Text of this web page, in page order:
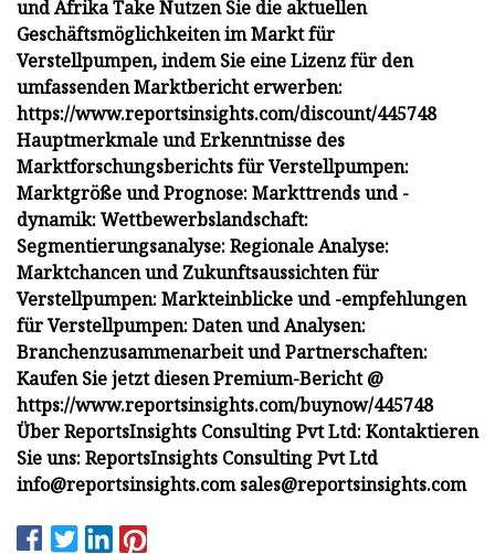
und Afrika Take Nutzen Sie die aktuellen
Geschäftsmöglichkeiten im Markt für
Verstellpumpen, indem Sie eine Lizenz für den
umfassenden Marktbericht erwerben:
https://www.reportsinsights.com/discount/445748
Hauptmerkmale und Erkenntnisse des
Marktforschungsberichts für Verstellpumpen:
Marktgröße und Prognose: Markttrends und -
dynamik: Wettbewerbslandschaft:
Segmentierungsanalyse: Regionale Analyse:
Marktchancen und Zukunftsaussichten für
Verstellpumpen: Markteinblicke und -empfehlungen
für Verstellpumpen: Daten und Analysen:
Branchenzusammenarbeit und Partnerschaften:
Kaufen Sie jetzt diesen Premium-Bericht @
https://www.reportsinsights.com/buynow/445748
Über ReportsInsights Consulting Pvt Ltd: Kontaktieren
Sie uns: ReportsInsights Consulting Pvt Ltd
info@reportsinsights.com sales@reportsinsights.com